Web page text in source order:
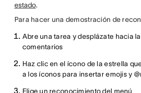
estado.
Para hacer una demostración de
Abre una tarea y desplázate hacia
comentarios
Haz clic en el ícono de la estrella
a los íconos para insertar emojis y
Elige un reconocimiento del menú